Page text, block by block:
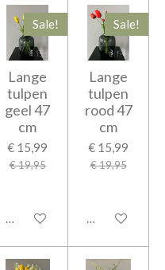
Sale!
Lange
tulpen
geel 47
cm
€ 15,99
€ 19,95
In winkelwagen
Sale!
Lange
tulpen
rood 47
cm
€ 15,99
€ 19,95
In